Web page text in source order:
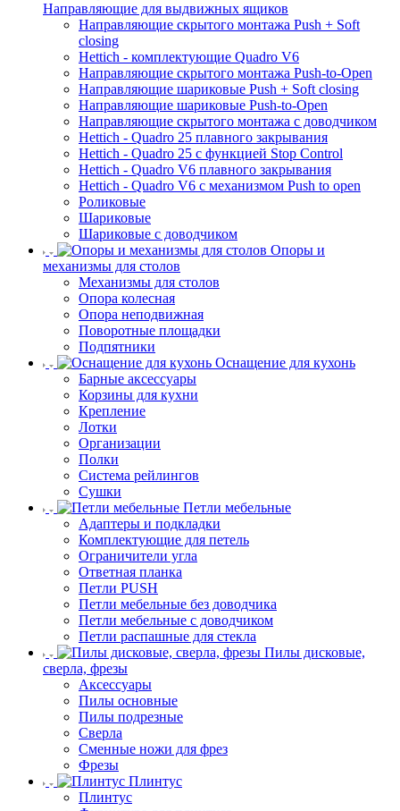
Направляющие для выдвижных ящиков
Направляющие скрытого монтажа Push + Soft
closing
Hettich - комплектующие Quadro V6
Направляющие скрытого монтажа Push-to-Open
Направляющие шариковые Push + Soft closing
Направляющие шариковые Push-to-Open
Направляющие скрытого монтажа с доводчиком
Hettich - Quadro 25 плавного закрывания
Hettich - Quadro 25 с функцией Stop Control
Hettich - Quadro V6 плавного закрывания
Hettich - Quadro V6 с механизмом Push to open
Роликовые
Шариковые
Шариковые с доводчиком
Опоры и
механизмы для столов
Механизмы для столов
Опора колесная
Опора неподвижная
Поворотные площадки
Подпятники
Оснащение для кухонь
Барные аксессуары
Корзины для кухни
Крепление
Лотки
Организации
Полки
Система рейлингов
Сушки
Петли мебельные
Адаптеры и подкладки
Комплектующие для петель
Ограничители угла
Ответная планка
Петли PUSH
Петли мебельные без доводчика
Петли мебельные с доводчиком
Петли распашные для стекла
Пилы дисковые,
сверла, фрезы
Аксессуары
Пилы основные
Пилы подрезные
Сверла
Сменные ножи для фрез
Фрезы
Плинтус
Плинтус